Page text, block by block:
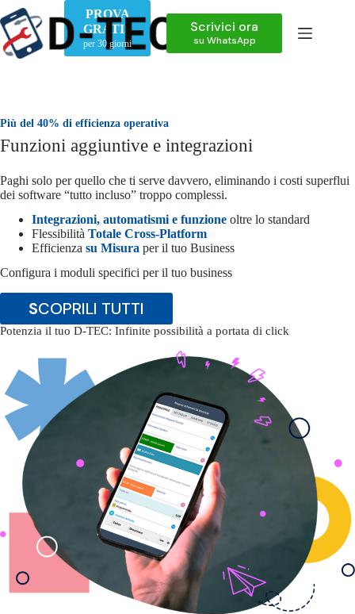
Salta
al
contenuto
PROVA
GRATIS
per 30 giorni
Scrivici ora
su WhatsApp
Più del 40% di efficienza operativa
Funzioni aggiuntive e integrazioni
Paghi solo per quello che ti serve davvero, eliminando i costi superflui
dei software “tutto incluso” troppo complessi.
Integrazioni, automatismi e funzione oltre lo standard
Flessibilità Totale Cross-Platform
Efficienza su Misura per il tuo Business
Configura i moduli specifici per il tuo business
SCOPRILI TUTTI
Potenzia il tuo D-TEC: Infinite possibilità a portata di click